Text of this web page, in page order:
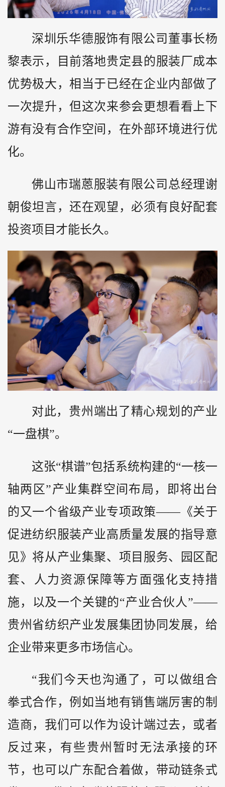
深圳乐华德服饰有限公司董事长杨
黎表示，目前落地贵定县的服装厂成本
优势极大，相当于已经在企业内部做了
一次提升，但这次来参会更想看看上下
游有没有合作空间，在外部环境进行优
化。
佛山市瑞蒽服装有限公司总经理谢
朝俊坦言，还在观望，必须有良好配套
投资项目才能长久。
对此，贵州端出了精心规划的产业
“一盘棋”。
这张“棋谱”包括系统构建的“一核一
轴两区”产业集群空间布局，即将出台
的又一个省级产业专项政策——《关于
促进纺织服装产业高质量发展的指导意
见》将从产业集聚、项目服务、园区配
套、人力资源保障等方面强化支持措
施，以及一个关键的“产业合伙人”——
贵州省纺织产业发展集团协同发展，给
企业带来更多市场信心。
“我们今天也沟通了，可以做组合
拳式合作，例如当地有销售端厉害的制
造商，我们可以作为设计端过去，或者
反过来，有些贵州暂时无法承接的环
节，也可以广东配合着做，带动链条式